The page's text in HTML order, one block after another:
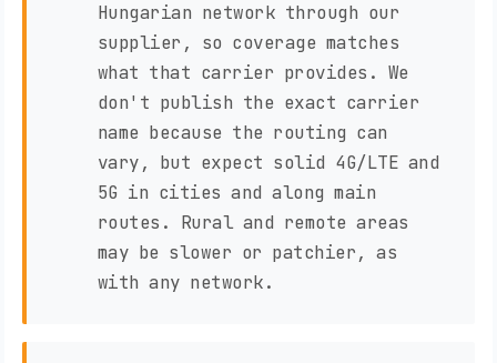
Hungarian network through our
supplier, so coverage matches
what that carrier provides. We
don't publish the exact carrier
name because the routing can
vary, but expect solid 4G/LTE and
5G in cities and along main
routes. Rural and remote areas
may be slower or patchier, as
with any network.